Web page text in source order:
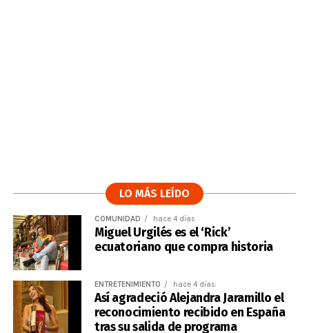
LO MÁS LEÍDO
COMUNIDAD hace 4 días
Miguel Urgilés es el ‘Rick’
ecuatoriano que compra historia
ENTRETENIMIENTO hace 4 días
Así agradeció Alejandra Jaramillo el
reconocimiento recibido en España
tras su salida de programa